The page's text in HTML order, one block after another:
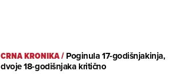
CRNA KRONIKA/Poginula 17-godišnjakinja,
dvoje 18-godišnjaka kritično